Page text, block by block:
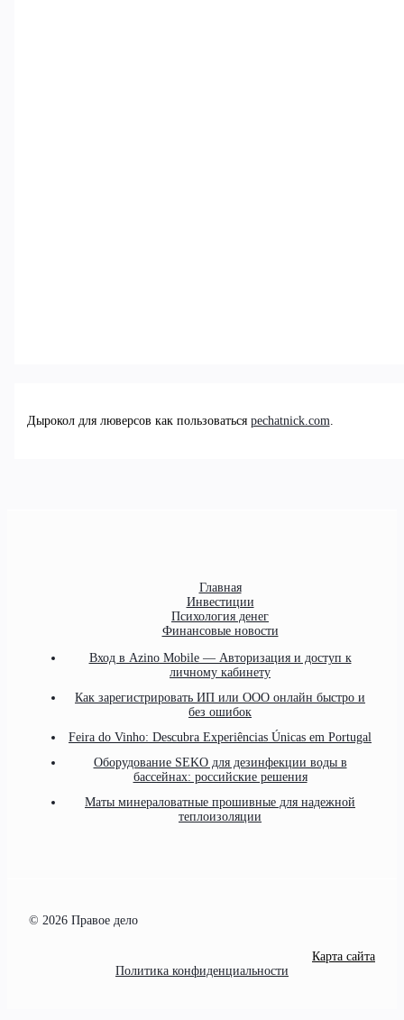
Дырокол для люверсов как пользоваться pechatnick.com
Главная
Инвестиции
Психология денег
Финансовые новости
Вход в Azino Mobile — Авторизация и доступ к
личному кабинету
Как зарегистрировать ИП или ООО онлайн быстро и
без ошибок
Feira do Vinho: Descubra Experiências Únicas em Portugal
Оборудование SEKO для дезинфекции воды в
бассейнах: российские решения
Маты минераловатные прошивные для надежной
теплоизоляции
© 2026 Правое дело
Карта сайта
Политика конфиденциальности